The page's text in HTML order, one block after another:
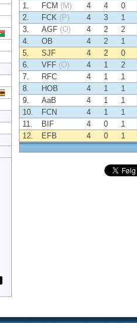
1. FCM (M) 4 4 0
2.
FCK (P) 4 3 1
3.
AGF (O) 4 2 2
4.
OB 4 2 1
5.
SJF 4 2 0
6.
VFF (O) 4 1 2
7.
RFC 4 1 1
8.
HOB 4 1 1
9.
AaB 4 1 1
10.
FCN 4 1 1
11.
BIF 4 0 1
12.
EFB 4 0 1